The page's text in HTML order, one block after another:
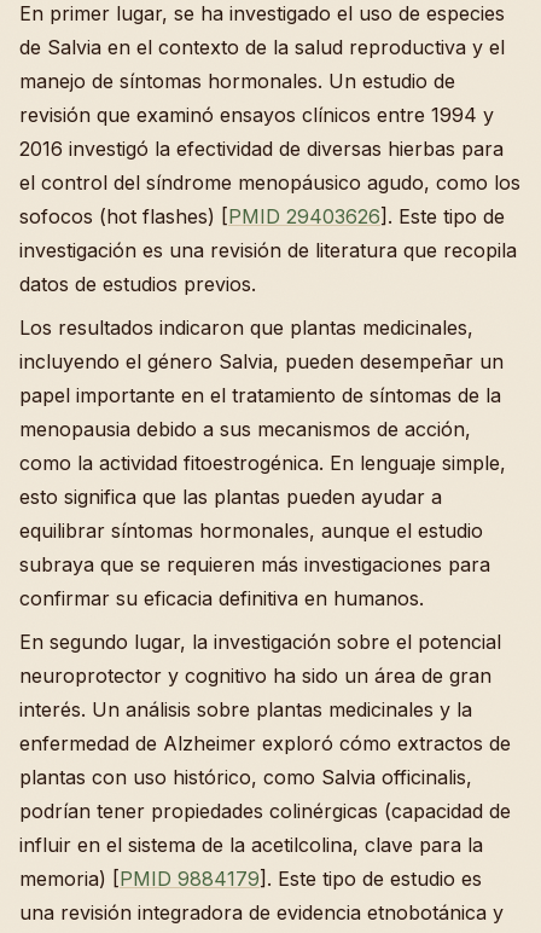
En primer lugar, se ha investigado el uso de especies
de Salvia en el contexto de la salud reproductiva y el
manejo de síntomas hormonales. Un estudio de
revisión que examinó ensayos clínicos entre 1994 y
2016 investigó la efectividad de diversas hierbas para
el control del síndrome menopáusico agudo, como los
sofocos (hot flashes) [PMID 29403626]. Este tipo de
investigación es una revisión de literatura que recopila
datos de estudios previos.
Los resultados indicaron que plantas medicinales,
incluyendo el género Salvia, pueden desempeñar un
papel importante en el tratamiento de síntomas de la
menopausia debido a sus mecanismos de acción,
como la actividad fitoestrogénica. En lenguaje simple,
esto significa que las plantas pueden ayudar a
equilibrar síntomas hormonales, aunque el estudio
subraya que se requieren más investigaciones para
confirmar su eficacia definitiva en humanos.
En segundo lugar, la investigación sobre el potencial
neuroprotector y cognitivo ha sido un área de gran
interés. Un análisis sobre plantas medicinales y la
enfermedad de Alzheimer exploró cómo extractos de
plantas con uso histórico, como Salvia officinalis,
podrían tener propiedades colinérgicas (capacidad de
influir en el sistema de la acetilcolina, clave para la
memoria) [PMID 9884179]. Este tipo de estudio es
una revisión integradora de evidencia etnobotánica y